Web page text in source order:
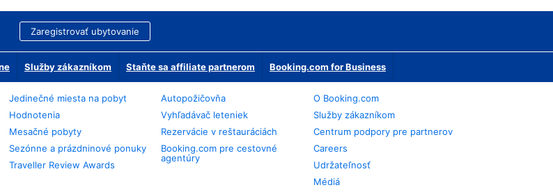
Zaregistrovať ubytovanie
Služby zákazníkom Staňte sa affiliate partnerom Booking.com for Business
Jedinečné miesta na pobyt
Hodnotenia
Mesačné pobyty
Sezónne a prázdninové ponuky
Traveller Review Awards
Autopožičovňa
Vyhľadávač leteniek
Rezervácie v reštauráciách
Booking.com pre cestovné
agentúry
O Booking.com
Služby zákazníkom
Centrum podpory pre partnerov
Careers
Udržateľnosť
Médiá